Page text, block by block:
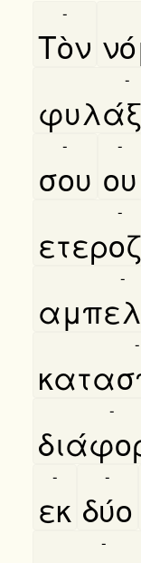
Τὸν
-
-
σου
-
ου
-
-
-
-
-
εκ
-
δύο
-
-